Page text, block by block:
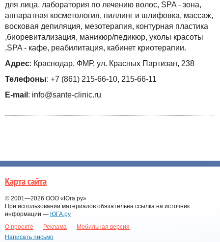
для лица, лаборатория по лечению волос, SPA - зона,
аппаратная косметология, пиллинг и шлифовка, массаж,
восковая депиляция, мезотерапия, контурная пластика
,биоревитализация, маникюр/педикюр, уколы красоты
,SPA - кафе, реабилитация, кабинет криотерапии.
Адрес: Краснодар, ФМР, ул. Красных Партизан, 238
Телефоны: +7 (861) 215-66-10, 215-66-11
E-mail : info@sante-clinic.ru
Карта сайта
© 2001—2026 ООО «Юга.ру»
При использовании материалов обязательна ссылка на источник
информации — ЮГА.ру
О проекте
Реклама
Мобильная версия
Написать письмо